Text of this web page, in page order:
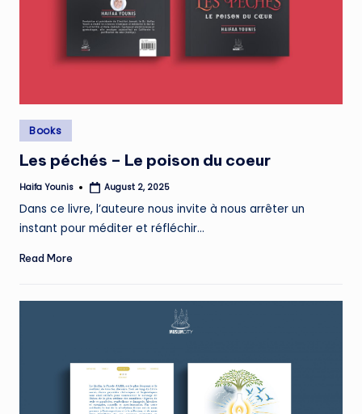
Posted
in
Books
Les péchés – Le poison du coeur
Posted
Haifa Younis August 2, 2025
Dans ce livre, l’auteure nous invite à nous arrêter un
instant pour méditer et réfléchir…
Read More